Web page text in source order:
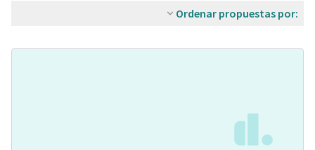
Ordenar propuestas por: